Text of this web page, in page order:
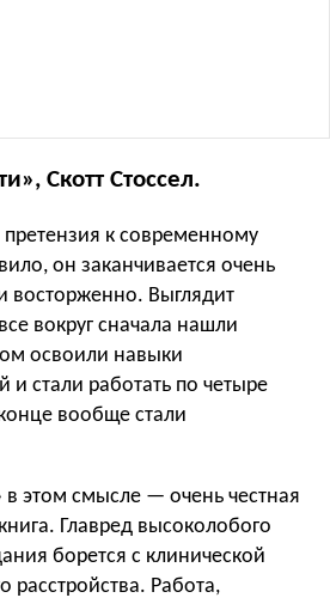
Скотт Стоссел.
к современному
он заканчивается очень
восторженно. Выглядит
вокруг сначала нашли
освоили навыки
стали работать по четыре
вообще стали
в этом смысле — очень честная
Главред высоколобого
борется с клинической
Работа,